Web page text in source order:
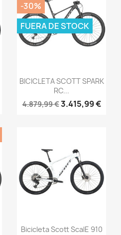
Vista rápida
BICICLETA SCOTT SPARK
RC...
4.879,99 €3.415,99 €
-30%
FUERA DE STOCK
Vista rápida
Bicicleta Scott ScalE 910